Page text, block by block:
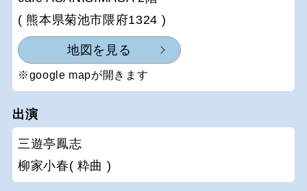
( 熊本県菊池市隈府1324 )
地図を見る
※google mapが開きます
出演
三遊亭鳳志
柳家小春( 粋曲 )